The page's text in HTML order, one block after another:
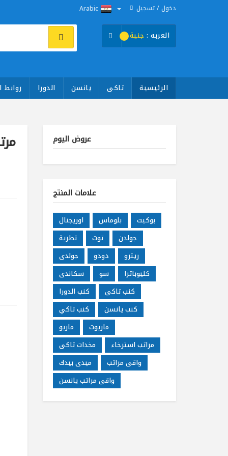
دخول / تسجيل Arabic
العربه : جنية
روابط الدورا يانسن تاكى الرئيسية
عروض اليوم
علامات المنتج
اوريجنال بلوماس
بوكيت
تطرية
توت
جولدن
جولدى
دودو
ريترو
سكاندى
سو
كليوباترا
كنب الدورا
كنب تاكى
كنب تاكي
كنب يانسن
ماريو
ماريوت
مخدات تاكى
مراتب استرخاء
ميدى بيدك
واقى مراتب
واقى مراتب يانسن